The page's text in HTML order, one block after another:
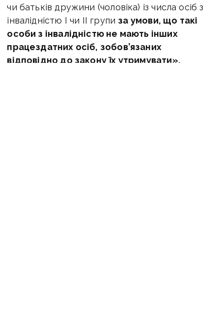
чи батьків дружини (чоловіка) із числа осіб з
інвалідністю I чи II групи за умови, що такі
особи з інвалідністю не мають інших
працездатних осіб, зобов’язаних
відповідно до закону їх утримувати».